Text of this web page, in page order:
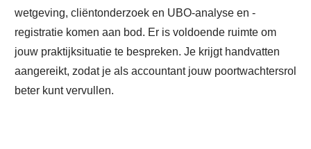
wetgeving, cliëntonderzoek en UBO-analyse en -
registratie komen aan bod. Er is voldoende ruimte om
jouw praktijksituatie te bespreken. Je krijgt handvatten
aangereikt, zodat je als accountant jouw poortwachtersrol
beter kunt vervullen.